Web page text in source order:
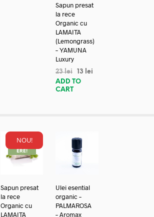
Sapun presat
la rece
Organic cu
LAMAITA
(Lemongrass)
– YAMUNA
Luxury
23lei 13
lei
ADD TO
CART
NOU!
REDUC
ERE!
Sapun presat
la rece
Organic cu
LAMAITA
Ulei esential
organic –
PALMAROSA
– Aromax